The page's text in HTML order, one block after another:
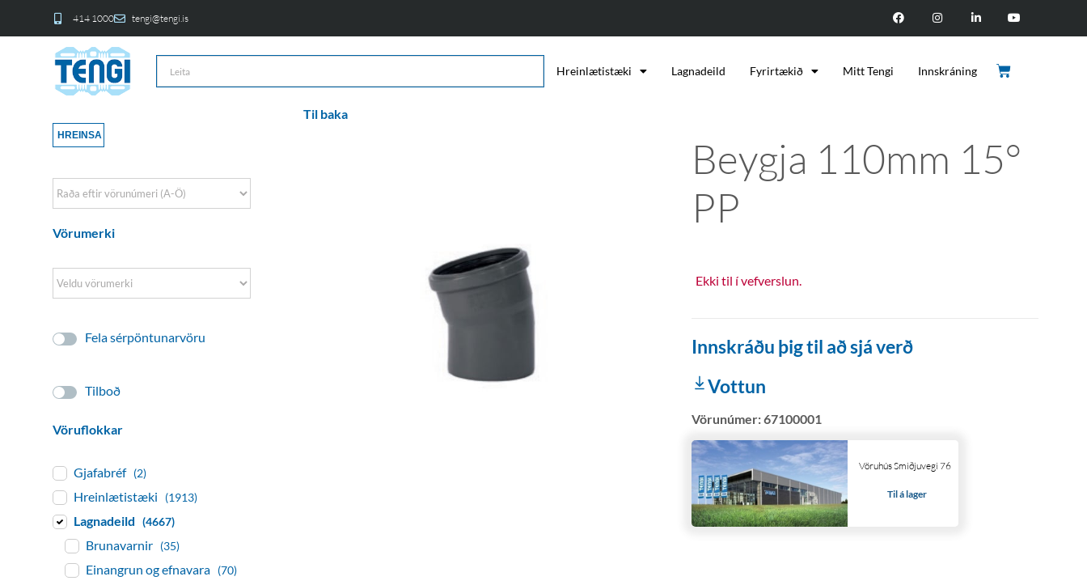
414 1000 tengi@tengi.is
Hreinlætistæki Lagnadeild Fyrirtækið Mitt Tengi Innskráning
Til baka
Beygja 110mm 15°
PP
Ekki til í vefverslun.
Innskráðu þig til að sjá verð
Vottun
Vörunúmer:67100001
Vöruhús Smiðjuvegi 76
Til á lager
HREINSA
Sort Products
Vörumerki
Fela sérpöntunarvöru
Tilboð
Vöruflokkar
Gjafabréf (2)
Hreinlætistæki (1913)
Lagnadeild (4667)
Brunavarnir (35)
Einangrun og efnavara (70)